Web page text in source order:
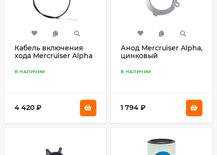
Кабель включения
хода Mercruiser Alpha
В НАЛИЧИИ
4 420 ₽
Анод Mercruiser Alpha,
цинковый
В НАЛИЧИИ
1 794 ₽